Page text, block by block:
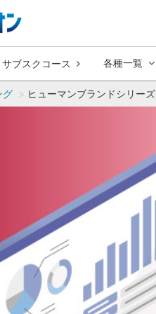
サブスクコース 各種一覧
グ ヒューマンブランドシリーズ